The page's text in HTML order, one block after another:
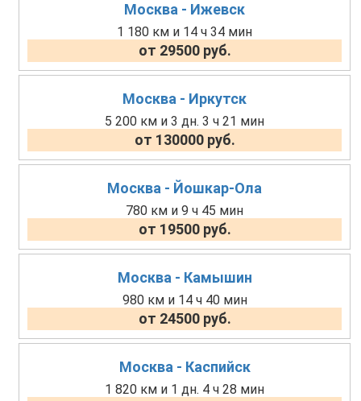
Москва - Ижевск
1 180 км и 14 ч 34 мин
от 29500 руб.
Москва - Иркутск
5 200 км и 3 дн. 3 ч 21 мин
от 130000 руб.
Москва - Йошкар-Ола
780 км и 9 ч 45 мин
от 19500 руб.
Москва - Камышин
980 км и 14 ч 40 мин
от 24500 руб.
Москва - Каспийск
1 820 км и 1 дн. 4 ч 28 мин